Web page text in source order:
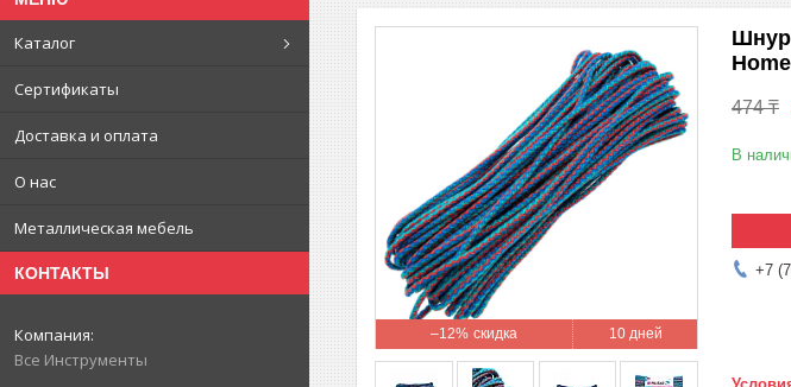
Каталог
Сертификаты
Доставка и оплата
О нас
Металлическая мебель
КОНТАКТЫ
Все Инструменты
–12% 10 дней
Шнур
474 ₸
В
+7